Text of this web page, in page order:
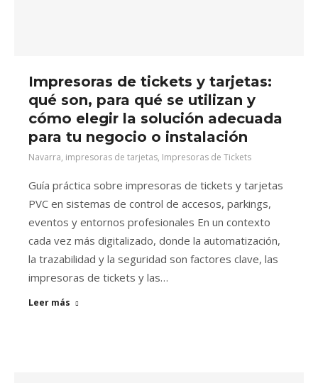
Impresoras de tickets y tarjetas:
qué son, para qué se utilizan y
cómo elegir la solución adecuada
para tu negocio o instalación
Navarra, impresoras de tarjetas, Impresoras de Tickets
Guía práctica sobre impresoras de tickets y tarjetas
PVC en sistemas de control de accesos, parkings,
eventos y entornos profesionales En un contexto
cada vez más digitalizado, donde la automatización,
la trazabilidad y la seguridad son factores clave, las
impresoras de tickets y las…
Leer más